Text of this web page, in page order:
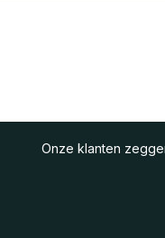
Onze klanten